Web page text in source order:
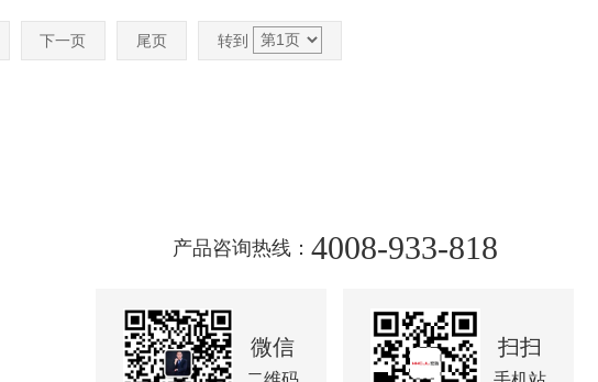
下一页 尾页 转到
产品咨询热线： 4008-933-818
微信 扫扫